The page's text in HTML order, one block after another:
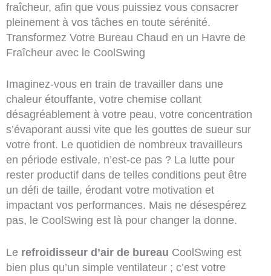
fraîcheur, afin que vous puissiez vous consacrer
pleinement à vos tâches en toute sérénité.
Transformez Votre Bureau Chaud en un Havre de
Fraîcheur avec le CoolSwing
Imaginez-vous en train de travailler dans une
chaleur étouffante, votre chemise collant
désagréablement à votre peau, votre concentration
s’évaporant aussi vite que les gouttes de sueur sur
votre front. Le quotidien de nombreux travailleurs
en période estivale, n’est-ce pas ? La lutte pour
rester productif dans de telles conditions peut être
un défi de taille, érodant votre motivation et
impactant vos performances. Mais ne désespérez
pas, le CoolSwing est là pour changer la donne.
Le refroidisseur d’air de bureau CoolSwing est
bien plus qu’un simple ventilateur ; c’est votre